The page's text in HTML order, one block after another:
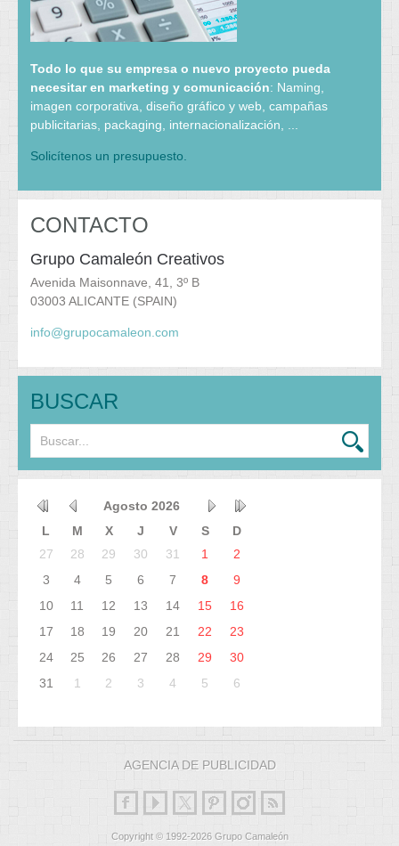
Todo lo que su empresa o nuevo proyecto pueda
necesitar en marketing y comunicación: Naming,
imagen corporativa, diseño gráfico y web, campañas
publicitarias, packaging, internacionalización, ...
Solicítenos un presupuesto.
CONTACTO
Grupo Camaleón Creativos
Avenida Maisonnave, 41, 3º B
03003 ALICANTE (SPAIN)
info@grupocamaleon.com
BUSCAR
Agosto 2026
L
M X J V S
D
27
28 29 30 31 1
2
3
4 5 6 7 8
9
10
11 12 13 14 15
16
17
18 19 20 21 22
23
24
25 26 27 28 29
30
31
1 2 3 4 5 6
AGENCIA DE PUBLICIDAD
Copyright © 1992-2026 Grupo Camaleón